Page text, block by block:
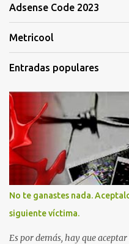
Adsense Code 2023
Metricool
Entradas populares
No te ganastes nada.
siguiente víctima.
Es por demás, hay que